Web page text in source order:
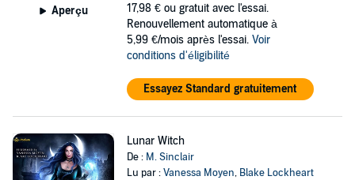
Aperçu 17,98 € ou gratuit avec l'essai.
Renouvellement automatique à
5,99 €/mois après l'essai. Voir
conditions d'éligibilité
Essayez Standard gratuitement
Lunar Witch
De : M. Sinclair
Lu par :Vanessa Moyen, Blake Lockheart